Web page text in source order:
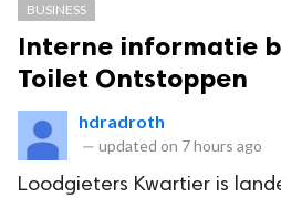
BUSINESS
Interne informatie
Toilet Ontstoppen
hdradroth
— updated on 7 hours ago
Loodgieters Kwartier is